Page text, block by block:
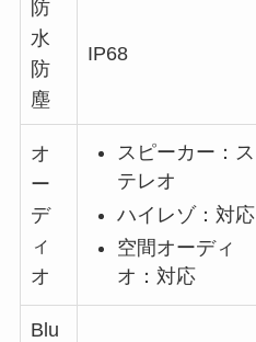
防
水
防
塵
IP68
オ
ー
デ
ィ
オ
スピーカー：ス
テレオ
ハイレゾ：対応
空間オーディ
オ：対応
Blu